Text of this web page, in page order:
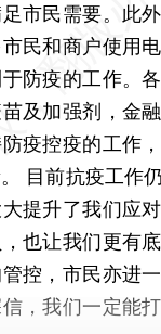
市民需要。此
民和商户使用
防疫的工作。
及加强剂，金
疫控疫的工作
目前抗疫工作
提升了我们应
也让我们更有
控，市民亦进
，我们一定能